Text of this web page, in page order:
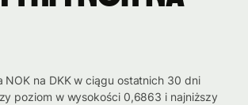
NOK na DKK w ciągu ostatnich 30 dni
poziom w wysokości 0,6863 i najniższy